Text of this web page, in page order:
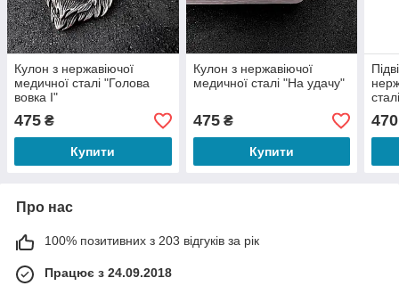
Кулон з нержавіючої
медичної сталі "Голова
вовка І"
475 ₴
Купити
Кулон з нержавіючої
медичної сталі "На удачу"
475₴
Купити
470
Про нас
100% позитивних з 203 відгуків за рік
Працює з 24.09.2018